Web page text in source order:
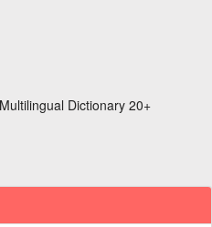
Dictionary 20+